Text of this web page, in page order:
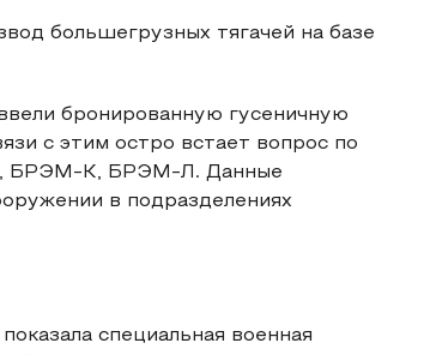
большегрузных тягачей на базе
бронированную гусеничную
с этим остро встает вопрос по
1, БРЭМ-К, БРЭМ-Л. Данные
в подразделениях
специальная военная